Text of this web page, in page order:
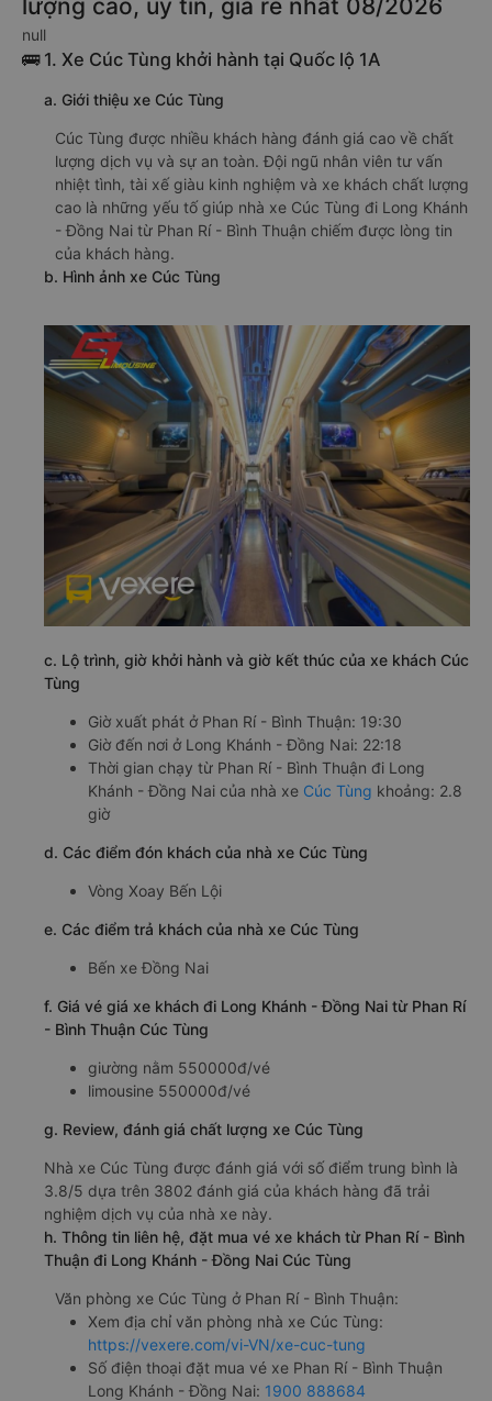
lượng cao, uy tín, giá rẻ nhất 08/2026
null
🚌 1. Xe Cúc Tùng khởi hành tại Quốc lộ 1A
a. Giới thiệu xe Cúc Tùng
Cúc Tùng được nhiều khách hàng đánh giá cao về chất
lượng dịch vụ và sự an toàn. Đội ngũ nhân viên tư vấn
nhiệt tình, tài xế giàu kinh nghiệm và xe khách chất lượng
cao là những yếu tố giúp nhà xe Cúc Tùng đi Long Khánh
- Đồng Nai từ Phan Rí - Bình Thuận chiếm được lòng tin
của khách hàng.
b. Hình ảnh xe Cúc Tùng
c. Lộ trình, giờ khởi hành và giờ kết thúc của xe khách Cúc
Tùng
Giờ xuất phát ở Phan Rí - Bình Thuận: 19:30
Giờ đến nơi ở Long Khánh - Đồng Nai: 22:18
Thời gian chạy từ Phan Rí - Bình Thuận đi Long
Khánh - Đồng Nai của nhà xe Cúc Tùng khoảng: 2.8
giờ
d. Các điểm đón khách của nhà xe Cúc Tùng
Vòng Xoay Bến Lội
e. Các điểm trả khách của nhà xe Cúc Tùng
Bến xe Đồng Nai
f. Giá vé giá xe khách đi Long Khánh - Đồng Nai từ Phan Rí
- Bình Thuận Cúc Tùng
giường nằm 550000đ/vé
limousine 550000đ/vé
g. Review, đánh giá chất lượng xe Cúc Tùng
Nhà xe Cúc Tùng được đánh giá với số điểm trung bình là
3.8/5 dựa trên 3802 đánh giá của khách hàng đã trải
nghiệm dịch vụ của nhà xe này.
h. Thông tin liên hệ, đặt mua vé xe khách từ Phan Rí - Bình
Thuận đi Long Khánh - Đồng Nai Cúc Tùng
Văn phòng xe Cúc Tùng ở Phan Rí - Bình Thuận:
Xem địa chỉ văn phòng nhà xe Cúc Tùng:
https://vexere.com/vi-VN/xe-cuc-tung
Số điện thoại đặt mua vé xe Phan Rí - Bình Thuận
Long Khánh - Đồng Nai: 1900 888684